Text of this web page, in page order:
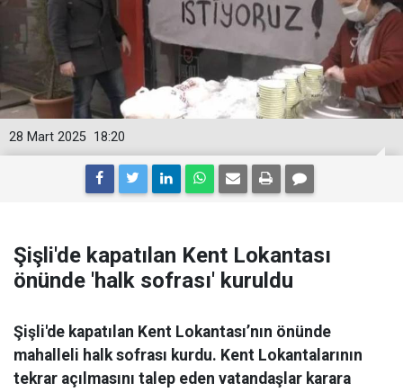
18:20
28 Mart 2025
Şişli'de kapatılan Kent Lokantası
önünde 'halk sofrası' kuruldu
Şişli'de kapatılan Kent Lokantası’nın önünde
mahalleli halk sofrası kurdu. Kent Lokantalarının
tekrar açılmasını talep eden vatandaşlar karara